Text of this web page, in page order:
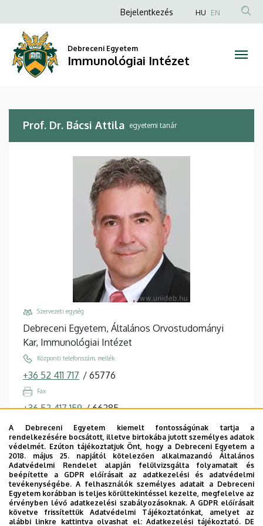
Dr.
Bácsi
Attila
Immunológiai
a
tartalomra
Anonim
fiók
menüje
Bejelentkezés HU EN
Debreceni Egyetem
Immunológiai Intézet
Prof. Dr. Bácsi Attila egyetemi tanár
Szervezeti egység
Debreceni Egyetem, Általános Orvostudományi
Kar, Immunológiai Intézet
Központi telefonszám, mellék
+36 52 411 717 / 65776
Fax
+36 52 417 159 / 66285
etele@med.unideb.hu
Cím
4032 Debrecen, Egyetem tér 1.
Épület, emelet, ajtó
Élettudományi labor épület, 2. emelet, 2.206,
2.003-004
A Debreceni Egyetem kiemelt fontosságúnak tartja a
rendelkezésére bocsátott, illetve birtokába jutott személyes adatok
védelmét. Ezúton tájékoztatjuk Önt, hogy a Debreceni Egyetem a
2018. május 25. napjától kötelezően alkalmazandó Általános
Adatvédelmi Rendelet alapján felülvizsgálta folyamatait és
beépítette a GDPR előírásait az adatkezelési és adatvédelmi
tevékenységébe. A felhasználók személyes adatait a Debreceni
Egyetem korábban is teljes körültekintéssel kezelte, megfelelve az
érvényben lévő adatkezelési szabályozásoknak. A GDPR előírásait
követve frissítettük Adatvédelmi Tájékoztatónkat, amelyet az
alábbi linkre kattintva olvashat el:Adatkezelési tájékoztató. DE